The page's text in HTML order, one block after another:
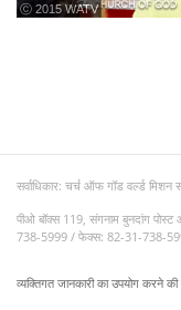
ⓒ 2015 WATV
सर्वाधिकार: चर्च ऑफ गॉड वर्ल्ड मिशन
पीओ बॉक्स 119, संगनाम बुनदांग
738-5999 / फेक्स: 82-31-738-
व्यक्तिगत जानकारी का उपयोग करने की